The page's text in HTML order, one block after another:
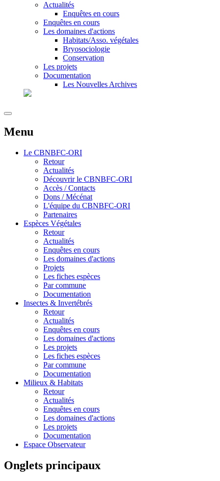
Actualités
Enquêtes en cours
Enquêtes en cours
Les domaines d'actions
Habitats/Asso. végétales
Bryosociologie
Conservation
Les projets
Documentation
Les Nouvelles Archives
Menu
Le CBNBFC-ORI
Retour
Actualités
Découvrir le CBNBFC-ORI
Accès / Contacts
Dons / Mécénat
L'équipe du CBNBFC-ORI
Partenaires
Espèces Végétales
Retour
Actualités
Enquêtes en cours
Les domaines d'actions
Projets
Les fiches espèces
Par commune
Documentation
Insectes & Invertébrés
Retour
Actualités
Enquêtes en cours
Les domaines d'actions
Les projets
Les fiches espèces
Par commune
Documentation
Milieux & Habitats
Retour
Actualités
Enquêtes en cours
Les domaines d'actions
Les projets
Documentation
Espace Observateur
Onglets principaux